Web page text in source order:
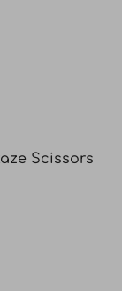
Scissors